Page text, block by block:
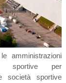
amministrazioni
sportive per
società sportive